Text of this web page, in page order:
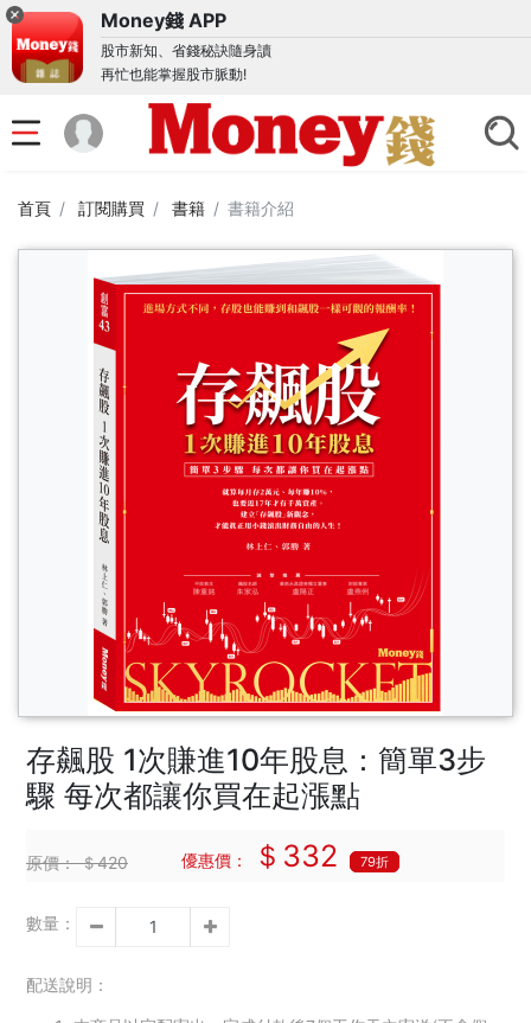
Money錢 APP
股市新知、省錢秘訣隨身讀
再忙也能掌握股市脈動!
首頁 訂閱購買 書籍 書籍介紹
存飆股 1次賺進10年股息：簡單3步
驟 每次都讓你買在起漲點
原價：＄420 優惠價： ＄332 79折
數量：
配送說明：